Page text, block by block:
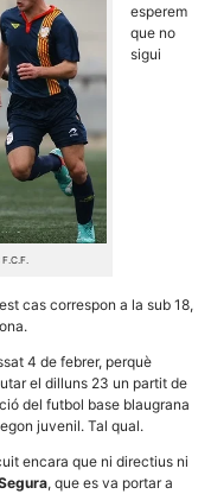
esperem
que no
sigui
cas correspon a la sub 18,
4 de febrer, perquè
el dilluns 23 un partit de
del futbol base blaugrana
juvenil. Tal qual.
encara que ni directius ni
, que es va portar a
no
al
de la